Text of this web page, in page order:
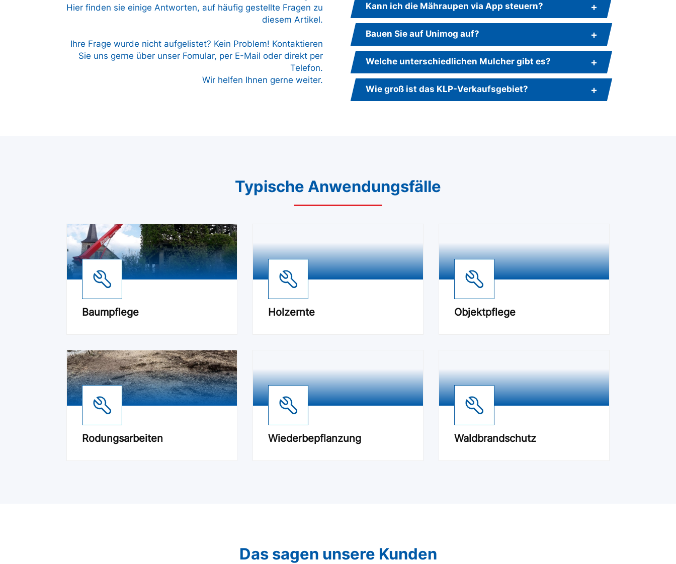
Hier finden sie einige Antworten, auf häufig gestellte Fragen zu
diesem Artikel.
Ihre Frage wurde nicht aufgelistet? Kein Problem! Kontaktieren
Sie uns gerne über unser Fomular, per E-Mail oder direkt per
Telefon.
Wir helfen Ihnen gerne weiter.
Kann ich die Mähraupen via App steuern?
Bauen Sie auf Unimog auf?
Welche unterschiedlichen Mulcher gibt es?
Wie groß ist das KLP-Verkaufsgebiet?
Typische Anwendungsfälle
Baumpflege Holzernte Objektpflege
Rodungsarbeiten Wiederbepflanzung Waldbrandschutz
Das sagen unsere Kunden